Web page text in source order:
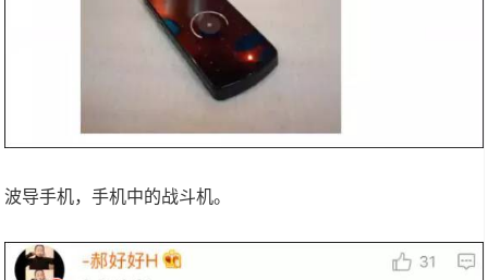
波导手机，手机中的战斗机。